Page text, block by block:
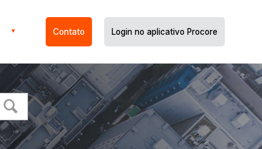
Contato Login no aplicativo Procore